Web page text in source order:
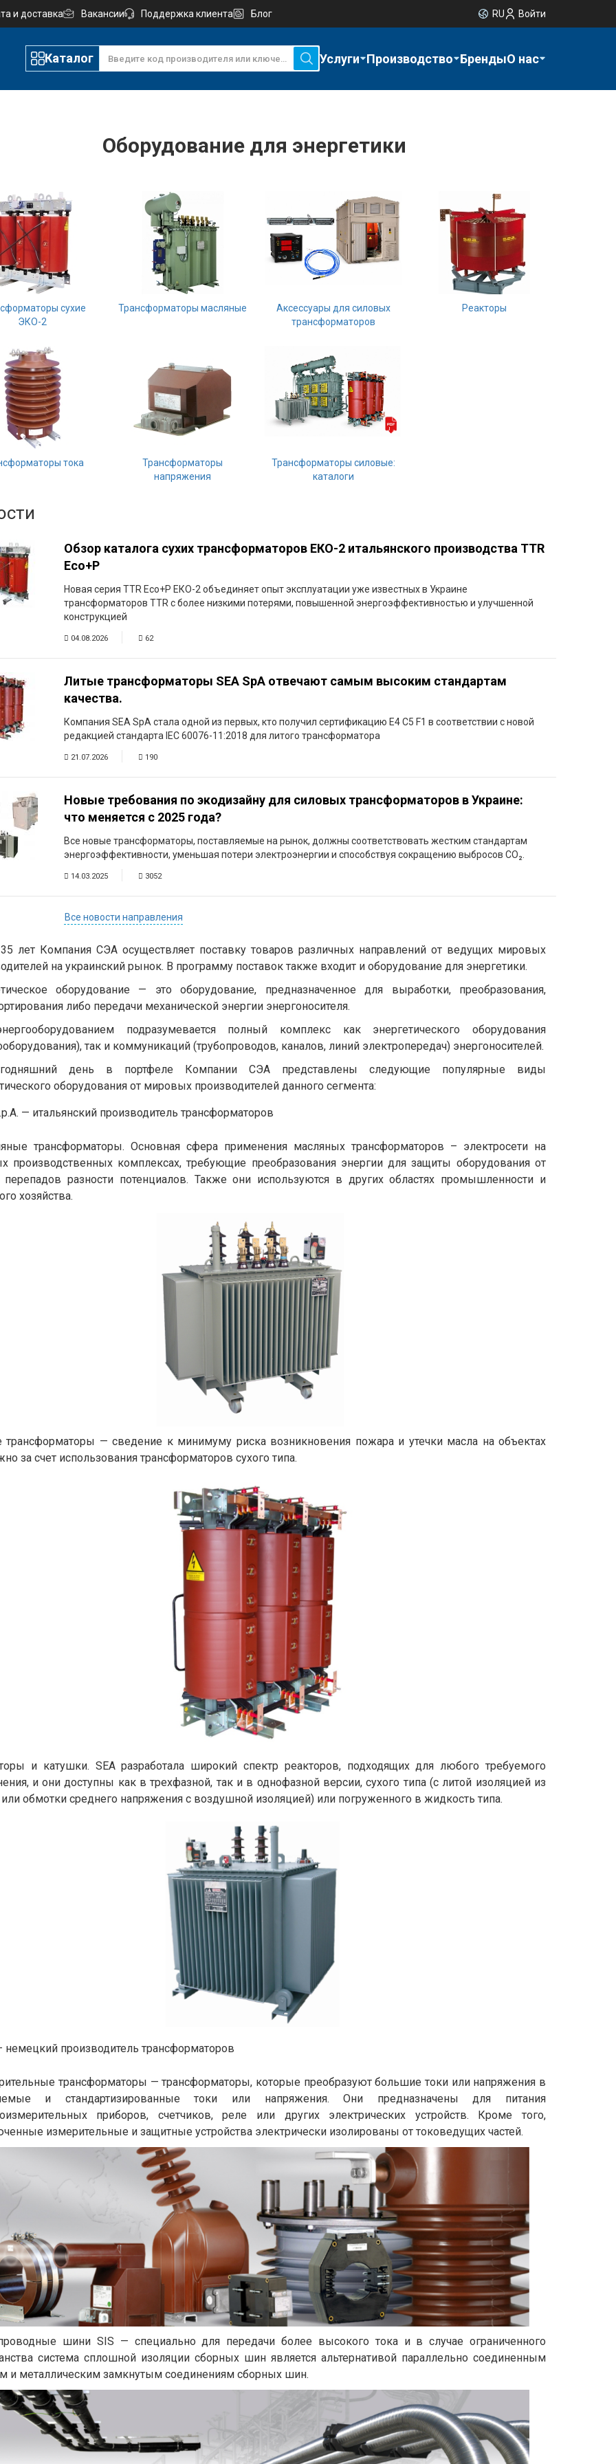
и доставка Вакансии Поддержка клиента Блог RU Войти
Каталог Услуги Производство БрендыО нас
Оборудование для энергетики
сухие
ЭКО-2
Трансформаторы масляные
Аксессуары для силовых
трансформаторов
Реакторы
тока
Трансформаторы
напряжения
Трансформаторы силовые:
каталоги
Обзор каталога сухих трансформаторов EКО-2 итальянского производства TTR
Eco+P
Новая серия TTR Eco+P EКО-2 объединяет опыт эксплуатации уже известных в Украине
трансформаторов TTR с более низкими потерями, повышенной энергоэффективностью и улучшенной
конструкцией
04.08.2026 62
Литые трансформаторы SEA SpA отвечают самым высоким стандартам
качества.
Компания SEA SpA стала одной из первых, кто получил сертификацию E4 C5 F1 в соответствии с новой
редакцией стандарта IEC 60076-11:2018 для литого трансформатора
21.07.2026 190
Новые требования по экодизайну для силовых трансформаторов в Украине:
что меняется с 2025 года?
Все новые трансформаторы, поставляемые на рынок, должны соответствовать жестким стандартам
энергоэффективности, уменьшая потери электроэнергии и способствуя сокращению выбросов CO₂.
14.03.2025 3052
Все новости направления
лет Компания СЭА осуществляет поставку товаров различных направлений от ведущих мировых
на украинский рынок. В программу поставок также входит и оборудование для энергетики.
оборудование — это оборудование, предназначенное для выработки, преобразования,
либо передачи механической энергии энергоносителя.
подразумевается полный комплекс как энергетического оборудования
так и коммуникаций (трубопроводов, каналов, линий электропередач) энергоносителей.
день в портфеле Компании СЭА представлены следующие популярные виды
оборудования от мировых производителей данного сегмента:
— итальянский производитель трансформаторов
трансформаторы. Основная сфера применения масляных трансформаторов – электросети на
производственных комплексах, требующие преобразования энергии для защиты оборудования от
перепадов разности потенциалов. Также они используются в других областях промышленности и
хозяйства.
трансформаторы — сведение к минимуму риска возникновения пожара и утечки масла на объектах
за счет использования трансформаторов сухого типа.
и катушки. SEA разработала широкий спектр реакторов, подходящих для любого требуемого
и они доступны как в трехфазной, так и в однофазной версии, сухого типа (с литой изоляцией из
обмотки среднего напряжения с воздушной изоляцией) или погруженного в жидкость типа.
немецкий производитель трансформаторов
трансформаторы — трансформаторы, которые преобразуют большие токи или напряжения в
и стандартизированные токи или напряжения. Они предназначены для питания
приборов, счетчиков, реле или других электрических устройств. Кроме того,
измерительные и защитные устройства электрически изолированы от токоведущих частей.
шини SIS — специально для передачи более высокого тока и в случае ограниченного
система сплошной изоляции сборных шин является альтернативой параллельно соединенным
и металлическим замкнутым соединениям сборных шин.